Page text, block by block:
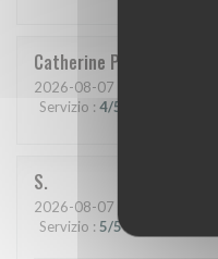
Catherine P
2026-08-07
Servizio : 4/5
S
2026-08-07
Servizio : 5/5